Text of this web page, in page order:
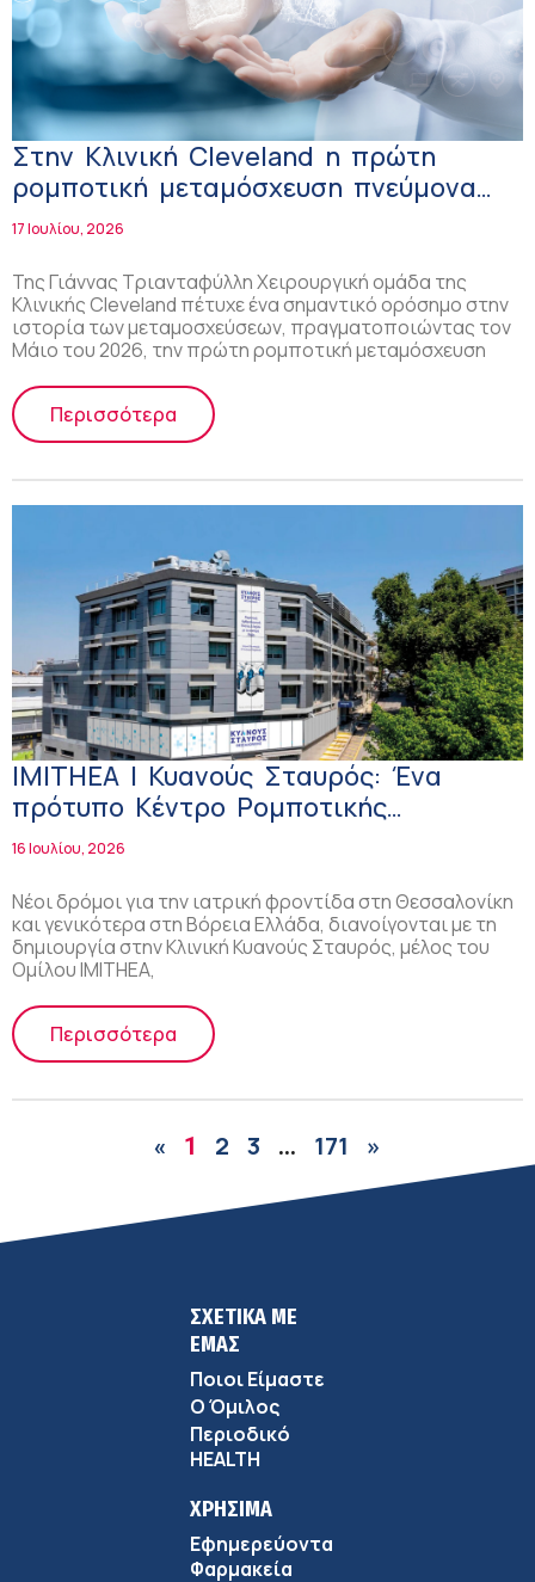
Στην Κλινική Cleveland η πρώτη
ρομποτική μεταμόσχευση πνεύμονα
στις ΗΠΑ
17 Ιουλίου, 2026
Της Γιάννας Τριανταφύλλη Χειρουργική ομάδα της
Κλινικής Cleveland πέτυχε ένα σημαντικό ορόσημο στην
ιστορία των μεταμοσχεύσεων, πραγματοποιώντας τον
Μάιο του 2026, την πρώτη ρομποτική μεταμόσχευση
Περισσότερα
IMITHEA | Κυανούς Σταυρός: Ένα
πρότυπο Κέντρο Ρομποτικής
Χειρουργικής στη Βόρεια Ελλάδα
16 Ιουλίου, 2026
Νέοι δρόμοι για την ιατρική φροντίδα στη Θεσσαλονίκη
και γενικότερα στη Βόρεια Ελλάδα, διανοίγονται με τη
δημιουργία στην Κλινική Κυανούς Σταυρός, μέλος του
Ομίλου IMITHEA,
Περισσότερα
« 1 2 3 … 171 »
ΣΧΕΤΙΚΑ ΜΕ
ΕΜΑΣ
Ποιοι Είμαστε
Ο Όμιλος
Περιοδικό
HEALTH
ΧΡΗΣΙΜΑ
Εφημερεύοντα
Φαρμακεία